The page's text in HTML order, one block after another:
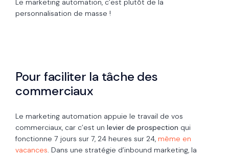
Le marketing automation, c’est plutôt de la
personnalisation de masse !
Pour faciliter la tâche des
commerciaux
Le marketing automation appuie le travail de vos
commerciaux, car c’est un levier de prospection qui
fonctionne 7 jours sur 7, 24 heures sur 24, même en
vacances. Dans une stratégie d’inbound marketing, la